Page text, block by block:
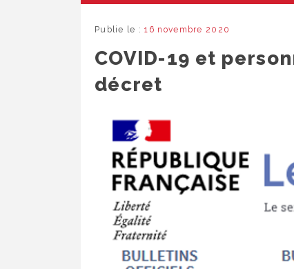
Publie le :16 novembre 2020
COVID-19 et
décret